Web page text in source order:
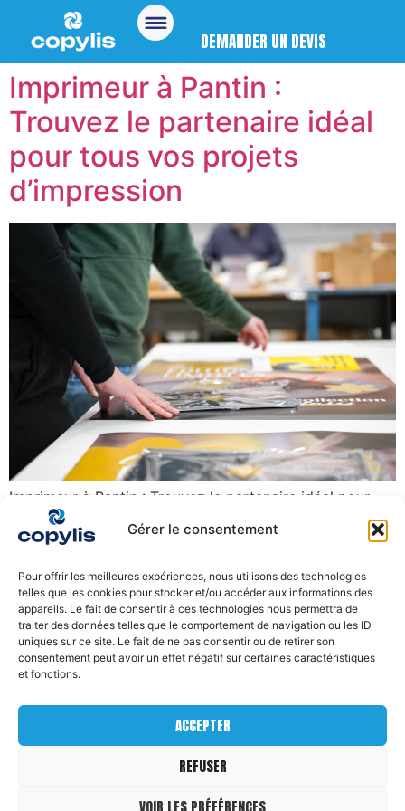
Gérer le consentement
Pour offrir les meilleures expériences, nous utilisons des technologies
telles que les cookies pour stocker et/ou accéder aux informations des
appareils. Le fait de consentir à ces technologies nous permettra de
traiter des données telles que le comportement de navigation ou les ID
uniques sur ce site. Le fait de ne pas consentir ou de retirer son
consentement peut avoir un effet négatif sur certaines caractéristiques
et fonctions.
ACCEPTER
REFUSER
VOIR LES PRÉFÉRENCES
DEMANDER UN DEVIS
Imprimeur à Pantin :
Trouvez le partenaire idéal
pour tous vos projets
d’impression
Imprimeur à Pantin : Trouvez le partenaire idéal pour
tous vos projets d’impression Vous recherchez un
imprimeur à Pantin capable de répondre à vos besoins
impressions professionnelles ? Découvrez comment
choisir le bon prestataire local, les services proposés, et
pourquoi faire appel à un imprimeur de proximité peut
faire […]